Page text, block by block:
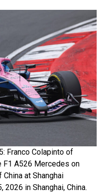
Franco Colapinto of
F1 A526 Mercedes on
at Shanghai
2026 in Shanghai, China.